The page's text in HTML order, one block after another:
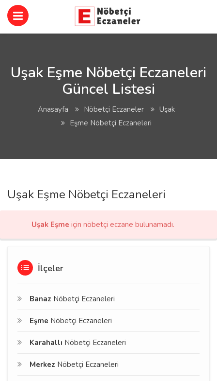
Uşak Eşme Nöbetçi Eczaneleri
Güncel Listesi
Anasayfa Nöbetçi Eczaneler
Uşak
Eşme Nöbetçi Eczaneleri
Uşak Eşme Nöbetçi Eczaneleri
Uşak Eşme için nöbetçi eczane bulunamadı.
İlçeler
Banaz Nöbetçi Eczaneleri
Eşme Nöbetçi Eczaneleri
Karahallı Nöbetçi Eczaneleri
Merkez Nöbetçi Eczaneleri